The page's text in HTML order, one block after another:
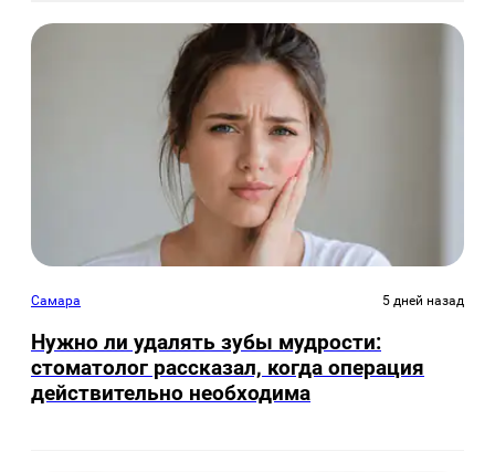
Самара 5 дней назад
Нужно ли удалять зубы мудрости:
стоматолог рассказал, когда операция
действительно необходима